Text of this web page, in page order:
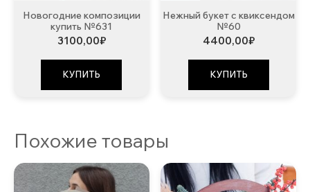
Новогодние композиции
купить №631
3100,00₽
КУПИТЬ
Нежный букет с квиксендом
№60
4400,00₽
КУПИТЬ
Похожие товары